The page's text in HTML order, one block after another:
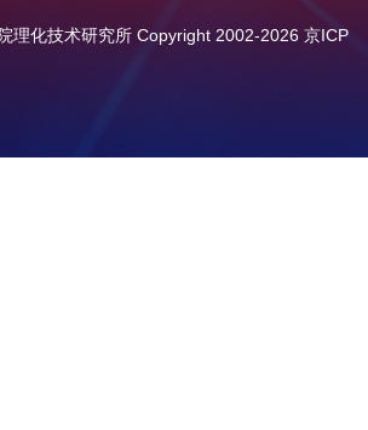
理化技术研究所 Copyright 2002-2026 京ICP